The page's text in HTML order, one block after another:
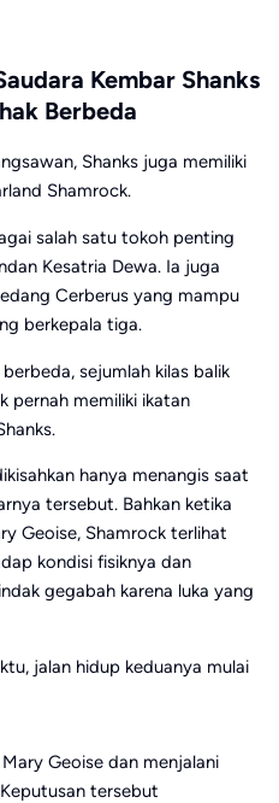
Kembar Shanks
Berbeda
Shanks juga memiliki
Shamrock.
salah satu tokoh penting
Kesatria Dewa. Ia juga
Cerberus yang mampu
berkepala tiga.
sejumlah kilas balik
pernah memiliki ikatan
hanya menangis saat
tersebut. Bahkan ketika
Geoise, Shamrock terlihat
kondisi fisiknya dan
gegabah karena luka yang
jalan hidup keduanya mulai
Geoise dan menjalani
tersebut